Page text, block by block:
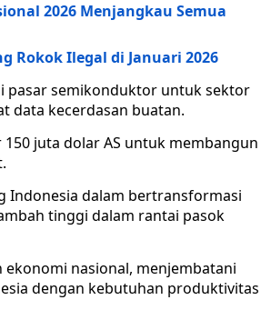
2026 Menjangkau Semua
Rokok Ilegal di Januari 2026
pasar semikonduktor untuk sektor
data kecerdasan buatan.
juta dolar AS untuk membangun
Indonesia dalam bertransformasi
tinggi dalam rantai pasok
nasional, menjembatani
dengan kebutuhan produktivitas